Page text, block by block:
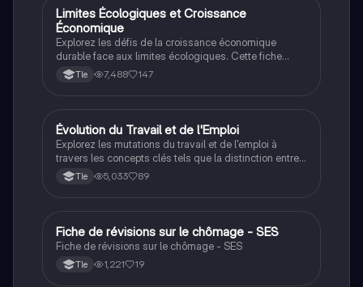
étudiants préparant le bac en Sciences Économiques
et Sociales (SES).
SES
Limites Écologiques et Croissance
Économique
Explorez les défis de la croissance économique
durable face aux limites écologiques. Cette fiche
aborde les impacts de l'innovation, les externalités
négatives, et le lien entre progrès technique et
croissance, les facteurs de production, et les enjeux
environnementaux.
Tle 7,488 147
SES
Évolution du Travail et de l'Emploi
Explorez les mutations du travail et de l'emploi à
travers les concepts clés tels que la distinction entre
travail, activité, emploi et chômage, ainsi que l'impact
des nouvelles formes d'emploi et des technologies
sociale, essentielle pour les étudiants en Sciences
Économiques et Sociales (SES).
Tle 5,033 89
SES
Fiche de révisions sur le chômage - SES
Fiche de révisions sur le chômage - SES
Tle 1,221 19